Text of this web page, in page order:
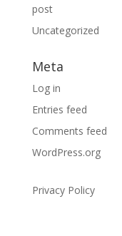
post
Uncategorized
Meta
Log in
Entries feed
Comments feed
WordPress.org
Privacy Policy